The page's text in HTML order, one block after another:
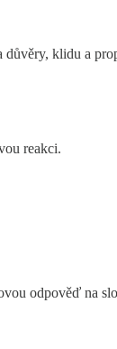
klidu a
reakci.
odpověď na